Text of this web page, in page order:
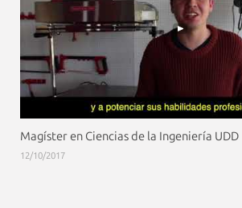
Magíster en Ciencias de la Ingeniería UDD
12/10/2017